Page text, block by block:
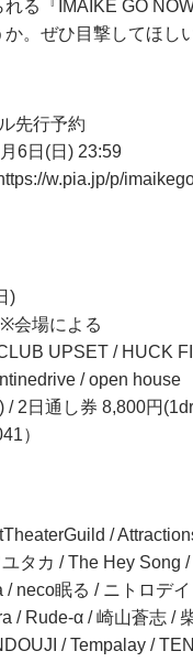
る『IMAIKE GO
。ぜひ目撃してほしい
先行予約
6日(日) 23:59
w.pia.jp/p/
)
会場による
UPSET / HUCK
/ open house
/ 2日通し券 8,800円
）
/
タカ / The Hey Song
neco眠る / ニトロデ
/ Rude-α / 崎山蒼志 /
/ Tempalay /